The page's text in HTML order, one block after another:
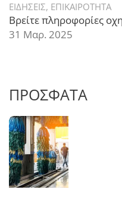
ΕΙΔΗΣΕΙΣ, ΕΠΙΚΑΙΡΟΤΗΤΑ
Βρείτε πληροφορίες
31 Μαρ. 2025
ΠΡΟΣΦΑΤΑ